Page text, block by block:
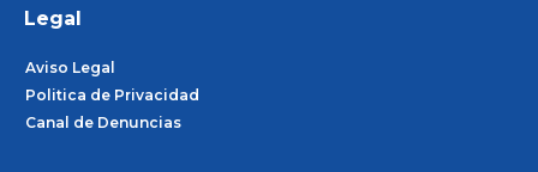
Legal
Aviso Legal
Politica de Privacidad
Canal de Denuncias